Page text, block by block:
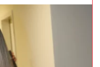
Rada Manojlović
jedna osobina je